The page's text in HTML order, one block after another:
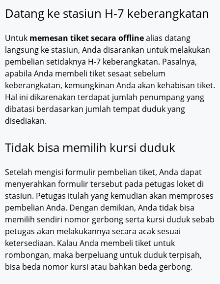
Datang ke stasiun H-7 keberangkatan
Untuk memesan tiket secara offlinealias datang
langsung ke stasiun, Anda disarankan untuk melakukan
pembelian setidaknya H-7 keberangkatan. Pasalnya,
apabila Anda membeli tiket sesaat sebelum
keberangkatan, kemungkinan Anda akan kehabisan tiket.
Hal ini dikarenakan terdapat jumlah penumpang yang
dibatasi berdasarkan jumlah tempat duduk yang
disediakan.
Tidak bisa memilih kursi duduk
Setelah mengisi formulir pembelian tiket, Anda dapat
menyerahkan formulir tersebut pada petugas loket di
stasiun. Petugas itulah yang kemudian akan memproses
pembelian Anda. Dengan demikian, Anda tidak bisa
memilih sendiri nomor gerbong serta kursi duduk sebab
petugas akan melakukannya secara acak sesuai
ketersediaan. Kalau Anda membeli tiket untuk
rombongan, maka berpeluang untuk duduk terpisah,
bisa beda nomor kursi atau bahkan beda gerbong.